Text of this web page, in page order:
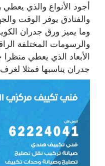
أجود الأنواع والذي يعطي
والفنادق يوفر الوقت
وما يميز ورق جدران
والرسومات المختلفة
الأبعاد الذي يعطي
جدران يناسبها فمثلا